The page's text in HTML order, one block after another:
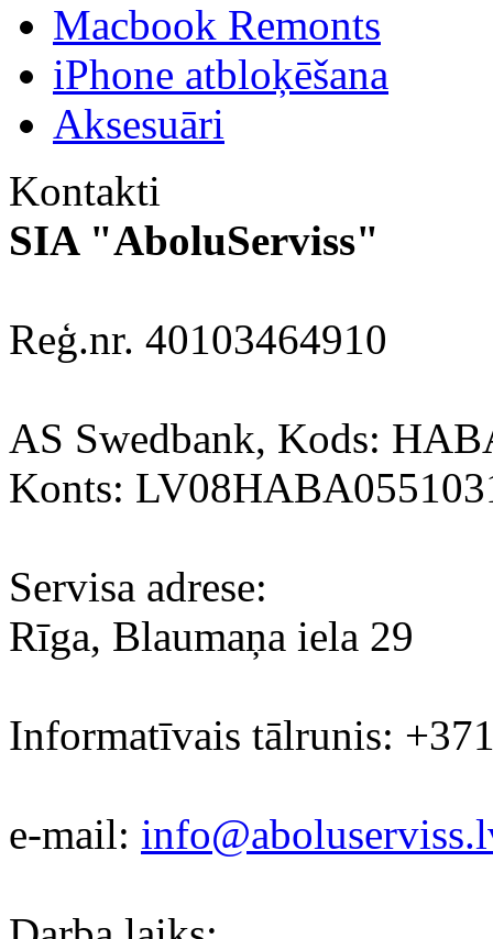
Macbook Remonts
iPhone atbloķēšana
Aksesuāri
Kontakti
SIA "AboluServiss"
Reģ.nr. 40103464910
AS Swedbank, Kods:
Konts:
Servisa adrese:
Rīga, Blaumaņa iela 29
Informatīvais tālrunis:
e-mail: